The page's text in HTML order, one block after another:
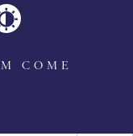
COME